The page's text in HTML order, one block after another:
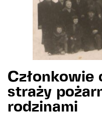
Członkowie
straży
rodzinami